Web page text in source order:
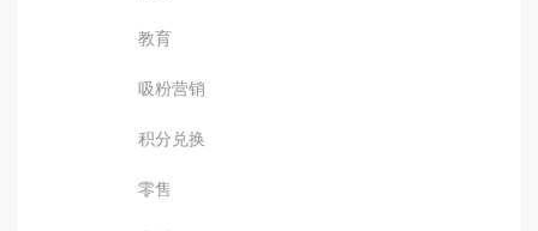
教育
吸粉营销
积分兑换
零售